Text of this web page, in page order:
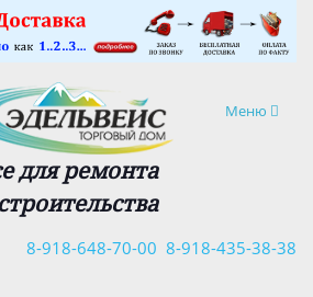
Навигация
Меню
для ремонта
8-918-435-38-38
8-918-648-70-00
×